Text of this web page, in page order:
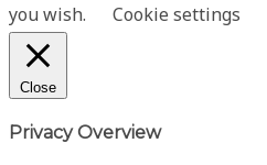
you wish.
Cookie settings
Close
Privacy Overview